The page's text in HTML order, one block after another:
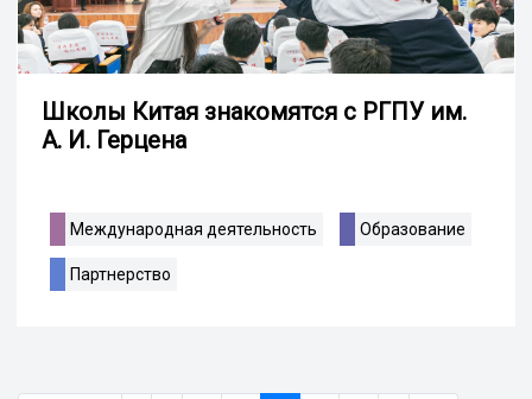
Школы Китая знакомятся с РГПУ им.
А. И. Герцена
Международная деятельность Образование
Партнерство